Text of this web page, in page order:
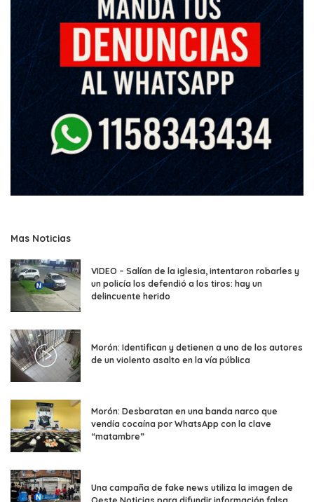
Mas Noticias
VIDEO – Salían de la iglesia, intentaron robarles y
un policía los defendió a los tiros: hay un
delincuente herido
Morón: Identifican y detienen a uno de los autores
de un violento asalto en la vía pública
Morón: Desbaratan en una banda narco que
vendía cocaína por WhatsApp con la clave
“matambre”
Una campaña de fake news utiliza la imagen de